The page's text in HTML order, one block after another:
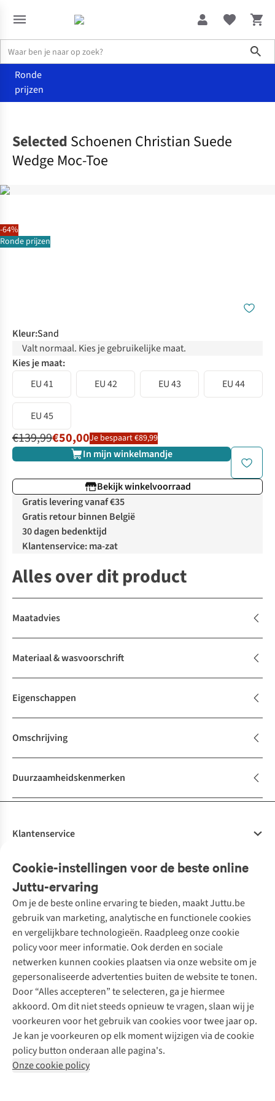
Ronde
prijzen
-64%
Ronde prijzen
Selected Schoenen Christian Suede
Wedge Moc-Toe
Kleur:Sand
Valt normaal. Kies je gebruikelijke maat.
Kies je maat:
EU 41
EU 42 EU 43 EU 44
EU 45
€139,99€50,00Je bespaart €89,99
In mijn winkelmandje
Bekijk winkelvoorraad
Gratis levering vanaf €35
Gratis retour binnen België
30 dagen bedenktijd
Klantenservice: ma-zat
Alles over dit product
Maatadvies
Materiaal & wasvoorschrift
Eigenschappen
Omschrijving
Duurzaamheidskenmerken
Cookie-instellingen voor de beste online
Juttu-ervaring
Om je de beste online ervaring te bieden, maakt Juttu.be
gebruik van marketing, analytische en functionele cookies
en vergelijkbare technologieën. Raadpleeg onze cookie
policy voor meer informatie. Ook derden en sociale
netwerken kunnen cookies plaatsen via onze website om je
gepersonaliseerde advertenties buiten de website te tonen.
Door “Alles accepteren” te selecteren, ga je hiermee
akkoord. Om dit niet steeds opnieuw te vragen, slaan wij je
voorkeuren voor het gebruik van cookies voor twee jaar op.
Je kan je voorkeuren op elk moment wijzigen via de cookie
policy button onderaan alle pagina's.
Onze cookie policy
Klantenservice
Bestellen
Betalen
10% studentenkorting
Klarna - achteraf betalen
Levering
Retourneren
Bestelling herroepen
Garantie
Contact
Onze diensten
Tweedehands - ReJUsed
Kledingatelier
Personal shopping
Textielbox
Events / workshops
Juttu
Over ons
Juttu Friends
Inspiratie
Werken bij Juttu
Onze winkels
De wereld van Juttu
Verantwoord ondernemen
Toegankelijkheidsverklaring
Merken
Nathalie Vleeschouwer
Selected dames
HKLiving
Dickies
Sessùn
Strom
O My Bag
Revolution
Meld je aan voor de nieuwsbrief
Follow us